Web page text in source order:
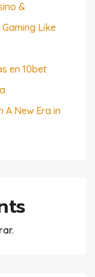
&
Like
en 10bet
A New Era in